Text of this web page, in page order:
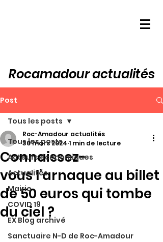
Rocamadour actualités
Post
Tous les posts
Acteurs économiques
Actualités
Mairie
COVID 19
EX Blog archivé
Sanctuaire N-D de Roc-Amadour
Tous les posts
Connaissez-
vous l’arnaque au billet
de 50 euros qui tombe
du ciel ?
Roc-Amadour actualités
30 mars 2024 1 min de lecture